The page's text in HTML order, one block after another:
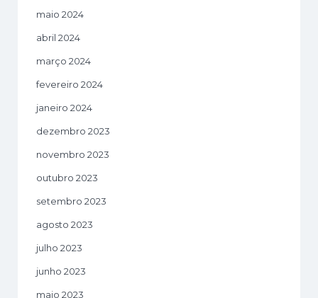
maio 2024
abril 2024
março 2024
fevereiro 2024
janeiro 2024
dezembro 2023
novembro 2023
outubro 2023
setembro 2023
agosto 2023
julho 2023
junho 2023
maio 2023